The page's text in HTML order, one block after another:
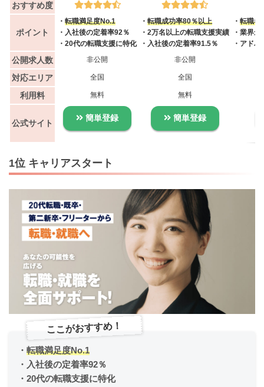
おすすめ度
ポイント
・ 転職満足度No.1
・入社後の定着率92％
・20代の転職支援に特化
・ 転職成功率80％以上
・2万名以上の転職支援実績
・入社後の定着率91.5％
・ 転職者
・業界
・アド
公開求人数 非公開 非公開
対応エリア 全国 全国
利用料 無料 無料
公式サイト
簡単登録 簡単登録
1位 キャリアスタート
ここがおすすめ！
・ 転職満足度No.1
・ 入社後の定着率92％
・ 20代の転職支援に特化